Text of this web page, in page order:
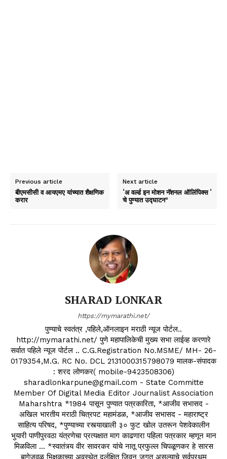
Previous article
बीएमसीसी व आयएमए यांच्यात शैक्षणिक
करार
Next article
‘अ वर्ल्ड इन मोशन नॅशनल ऑलिंपिक्स ‘
चे पुण्यात उद्घाटन*
SHARAD LONKAR
https://mymarathi.net/
पुण्याचे स्वतंत्र ,पहिले,ऑनलाइन मराठी न्यूज पोर्टल..
http://mymarathi.net/ पुणे महापालिकेची मुख्य सभा लाईव्ह करणारे
सर्वात पहिले न्यूज पोर्टल .. C.G.Registration No.MSME/ MH- 26-
0179354,M.G. RC No. DCL 2131000315798079 मालक-संपादक
: शरद लोणकर( mobile-9423508306)
sharadlonkarpune@gmail.com - State Committe
Member Of Digital Media Editor Journalist Association
Maharshtra *1984 पासून पुण्यात पत्रकारिता, *आजीव सभासद -
अखिल भारतीय मराठी चित्रपट महामंडळ, *आजीव सभासद - महाराष्ट्र
साहित्य परिषद, *पुण्याच्या रस्त्याखाली ३० फुट खोल उतरून पेशवेकालीन
भुयारी पाणीपुरवठा यंत्रणेचा प्रत्यक्षात माग काढणारा पहिला पत्रकार म्हणून मान
मिळविला ... *स्वातंत्र्य वीर सावरकर यांचे नातू प्रफुल्ल चिपळूणकर हे सारस
बागेजवळ भिक्षुकाच्या अवस्थेत दुर्लक्षित जिवन जगत असल्याचे सर्वप्रथम